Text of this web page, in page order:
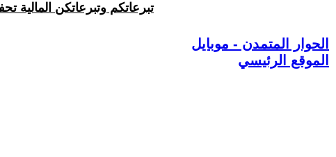
تبرعاتكم وتبرعاتكن المالية
الحوار المتمدن - موبايل
الموقع الرئيسي